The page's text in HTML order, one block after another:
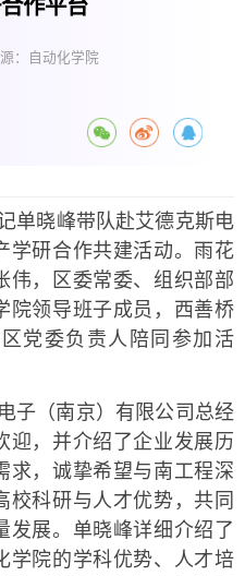
作平台
：自动化学院
单晓峰带队赴艾德克斯电
学研合作共建活动。雨花
伟，区委常委、组织部部
院领导班子成员，西善桥
党委负责人陪同参加活
子（南京）有限公司总经
迎，并介绍了企业发展历
求，诚挚希望与南工程深
校科研与人才优势，共同
发展。单晓峰详细介绍了
学院的学科优势、人才培